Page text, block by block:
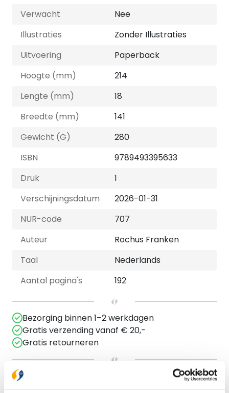
Verwacht
Nee
Illustraties
Zonder Illustraties
Uitvoering
Paperback
Hoogte (mm)
214
Lengte (mm)
18
Breedte (mm)
141
Gewicht (G)
280
ISBN
9789493395633
Druk
1
Verschijningsdatum
2026-01-31
NUR-code
707
Auteur
Rochus Franken
Taal
Nederlands
Aantal pagina's
192
Bezorging binnen 1–2 werkdagen
Gratis verzending vanaf € 20,-
Gratis retourneren
Bekijk ook eens